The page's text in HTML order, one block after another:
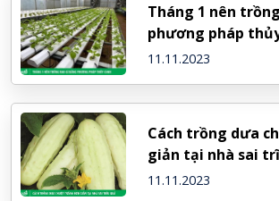
Tháng 1 nên
phương pháp
11.11.2023
Cách trồng dưa
giản tại nhà sai
11.11.2023